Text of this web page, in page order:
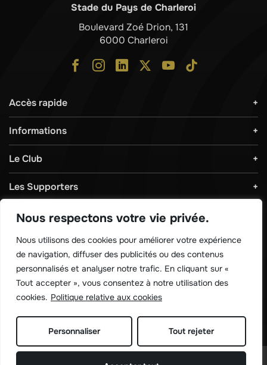
Nous respectons votre vie privée.
Nous utilisons des cookies pour améliorer votre expérience
de navigation, diffuser des publicités ou des contenus
personnalisés et analyser notre trafic. En cliquant sur «
Tout accepter », vous consentez à notre utilisation des
cookies. Politique relative aux cookies
Personnaliser Tout rejeter
Stade du Pays de Charleroi
Boulevard Zoé Drion, 131
6000 Charleroi
Accès rapide
Informations
Le Club
Les Supporters
Télécharger notre application !
Règlements & Sécurité
Sporting de charleroi 2026